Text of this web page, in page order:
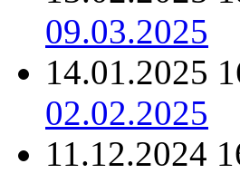
09.03.2025
14.01.2025
02.02.2025
11.12.2024